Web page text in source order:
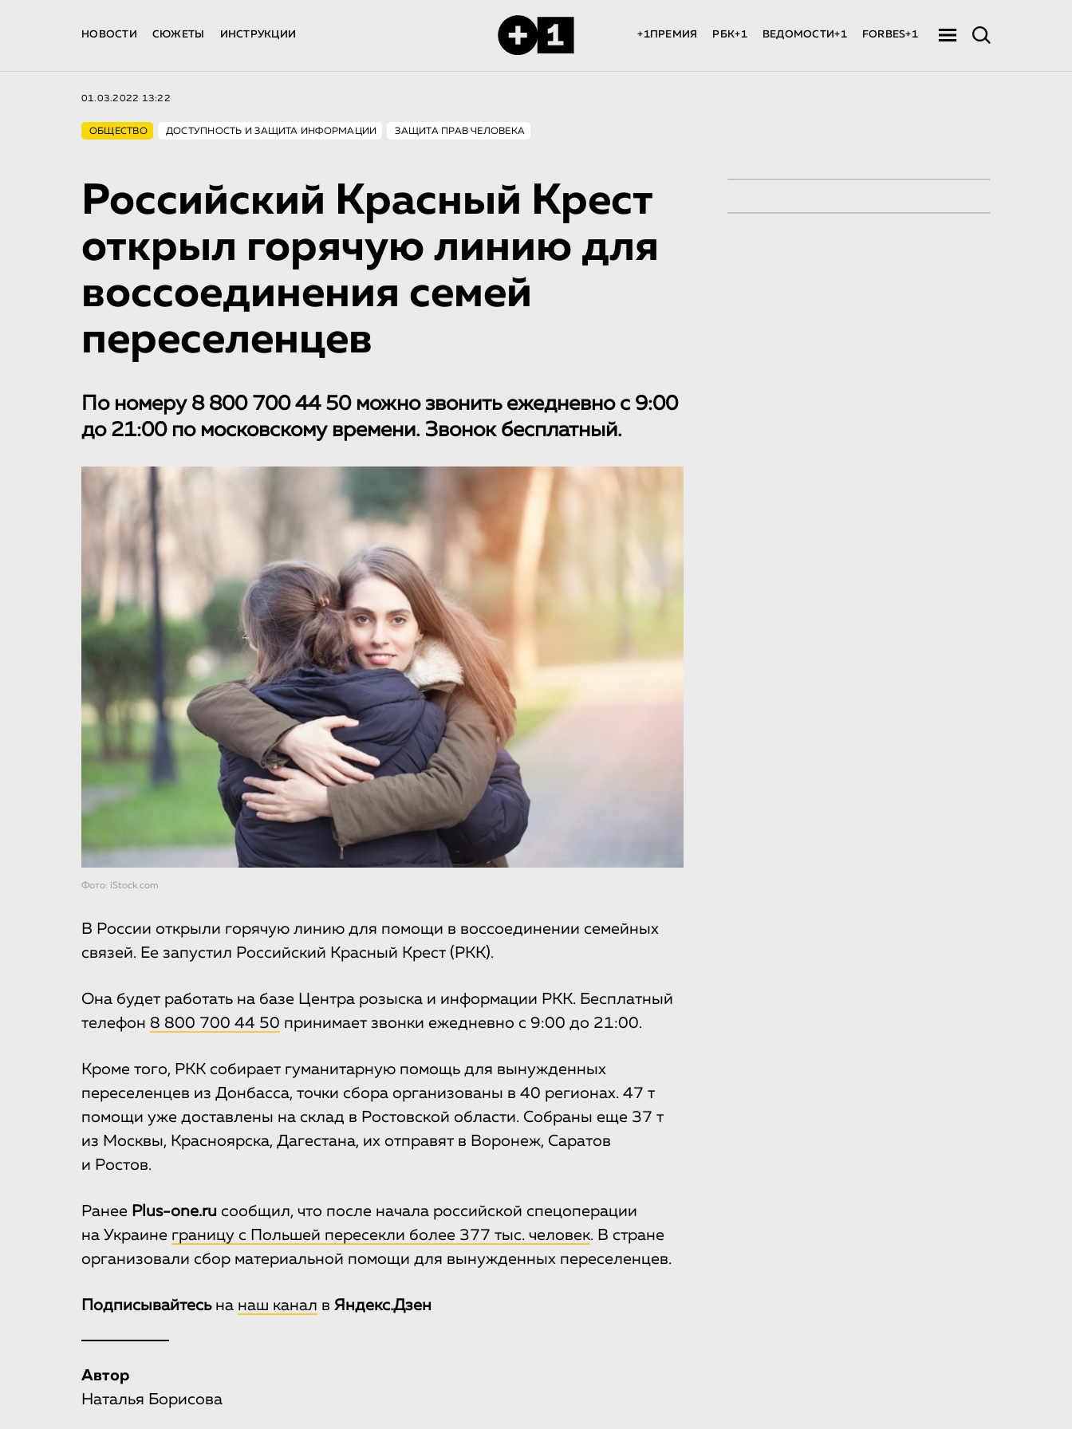
НОВОСТИ СЮЖЕТЫ ИНСТРУКЦИИ +1ПРЕМИЯ РБК+1 ВЕДОМОСТИ+1 FORBES+1
01.03.2022 13:22
ОБЩЕСТВО ДОСТУПНОСТЬ И ЗАЩИТА ИНФОРМАЦИИ ЗАЩИТА ПРАВ ЧЕЛОВЕКА
Российский Красный Крест
открыл горячую линию для
воссоединения семей
переселенцев
По номеру 8 800 700 44 50 можно звонить ежедневно с 9:00
до 21:00 по московскому времени. Звонок бесплатный.
Фото: iStock.com
В России открыли горячую линию для помощи в воссоединении семейных
связей. Ее запустил Российский Красный Крест (РКК).
Она будет работать на базе Центра розыска и информации РКК. Бесплатный
телефон 8 800 700 44 50 принимает звонки ежедневно с 9:00 до 21:00.
Кроме того, РКК собирает гуманитарную помощь для вынужденных
переселенцев из Донбасса, точки сбора организованы в 40 регионах. 47 т
помощи уже доставлены на склад в Ростовской области. Собраны еще 37 т
из Москвы, Красноярска, Дагестана, их отправят в Воронеж, Саратов
и Ростов.
Ранее Plus-one.ru сообщил, что после начала российской спецоперации
на Украине границу с Польшей пересекли более 377 тыс. человек. В стране
организовали сбор материальной помощи для вынужденных переселенцев.
Подписывайтесьна наш канал в Яндекс.Дзен
Автор
Наталья Борисова